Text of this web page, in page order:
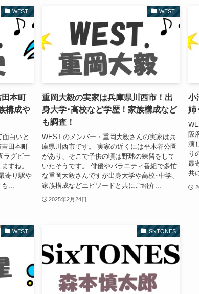
WEST.
本町
構成や
白いと
田本町
ラグビー
すね。
寄り駅や
...
WEST.
重岡大毅の実家は兵庫県川西市！出
身大学･高校など学歴！家族構成など
も調査！
WEST.のメンバー・重岡大毅さんの実家は兵
庫県川西市です。 実家の近くには平木谷公園
があり、そこで子供の頃は野球の練習をして
いたそうです。 俳優やバラエティ番組で多忙
な重岡大毅さんですが出身大学や高校･中学、
家族構成などエピソードと共にご紹介...
2025年2月24日
小
姉
阪
演
り
最
共
WEST. SixTONES